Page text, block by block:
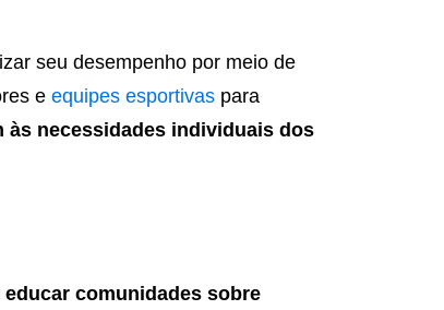
seu desempenho por meio de
e equipes esportivas para
necessidades individuais dos
educar comunidades sobre